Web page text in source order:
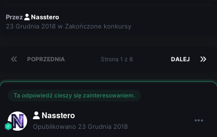
Przez
Nasstero
23 Grudnia 2018 w Zakończone konkursy
POPRZEDNIA DALEJ
Strona 1 z 8
Ta odpowiedź cieszy się zainteresowaniem.
Nasstero
Opublikowano 23 Grudnia 2018